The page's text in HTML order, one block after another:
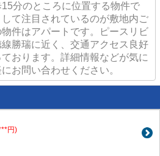
分のところに位置する物件で
て注目されているのが敷地内ご
件はアパートです。ピースリビ
勝瑞に近く、交通アクセス良好
おります。詳細情報などが気に
お問い合わせください。
円)